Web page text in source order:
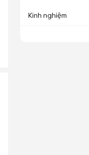
Kinh nghiệm